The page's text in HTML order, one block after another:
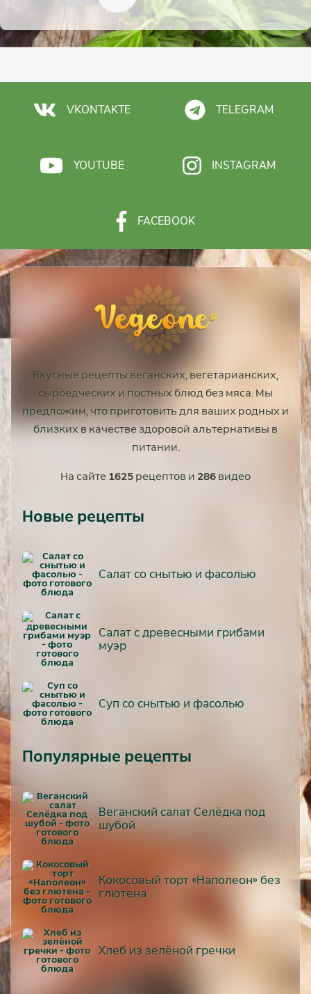
VKONTAKTE TELEGRAM
YOUTUBE INSTAGRAM
FACEBOOK
Вкусные рецепты веганских, вегетарианских,
сыроедческих и постных блюд без мяса. Мы
предложим, что приготовить для ваших родных и
близких в качестве здоровой альтернативы в
питании.
На сайте 1625 рецептов и 286 видео
Новые рецепты
Салат со снытью и фасолью
Салат с древесными грибами
муэр
Суп со снытью и фасолью
Популярные рецепты
Веганский салат Селёдка под
шубой
Кокосовый торт «Наполеон» без
глютена
Хлеб из зелёной гречки